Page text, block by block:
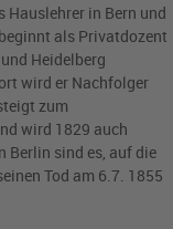
Hauslehrer in Bern und
als Privatdozent
Heidelberg
wird er Nachfolger
steigt zum
wird 1829 auch
Berlin sind es, auf die
Tod am 6.7. 1855